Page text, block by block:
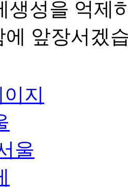
생성을 억제
에 앞장서겠
지
울